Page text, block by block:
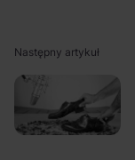
Następny artykuł